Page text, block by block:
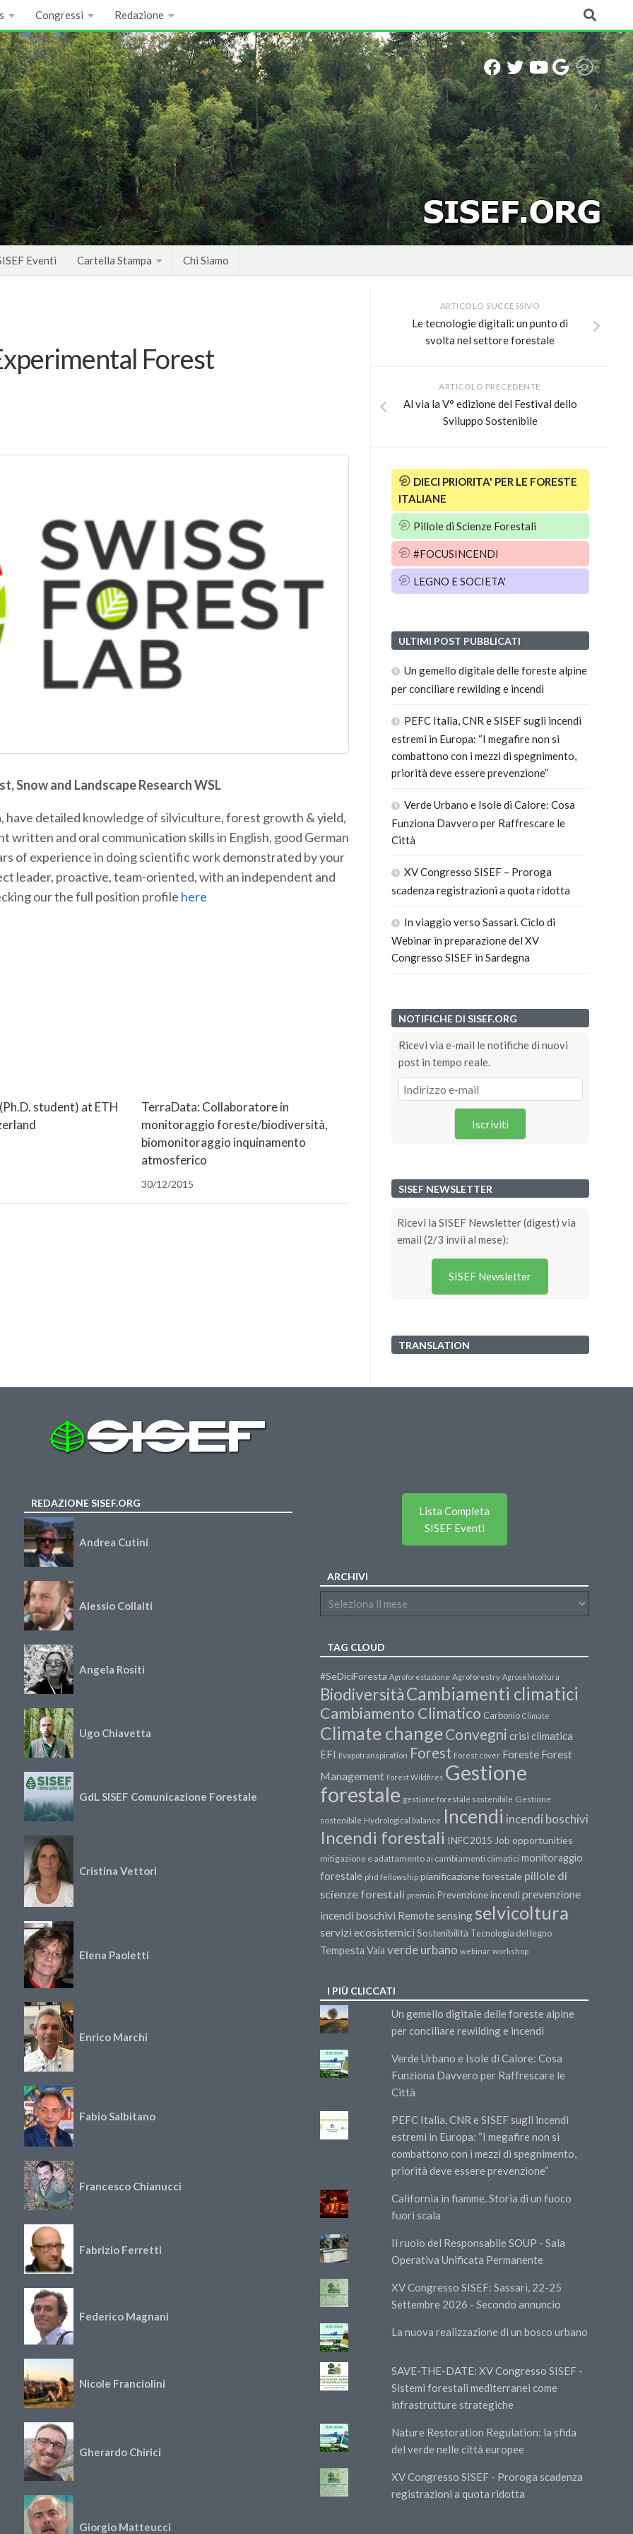
Congressi Redazione
Eventi Cartella Stampa Chi Siamo
Forest
Snow and Landscape Research WSL
have detailed knowledge of silviculture, forest growth & yield,
written and oral communication skills in English, good German
of experience in doing scientific work demonstrated by your
leader, proactive, team-oriented, with an independent and
our the full position profile here
student) at ETH
TerraData: Collaboratore in
monitoraggio foreste/biodiversità,
biomonitoraggio inquinamento
atmosferico
30/12/2015
ARTICOLO SUCCESSIVO
Le tecnologie digitali: un punto di
svolta nel settore forestale
ARTICOLO PRECEDENTE
Al via la V° edizione del Festival dello
Sviluppo Sostenibile
DIECI PRIORITA' PER LE FORESTE
ITALIANE
Pillole di Scienze Forestali
#FOCUSINCENDI
LEGNO E SOCIETA'
ULTIMI POST PUBBLICATI
Un gemello digitale delle foreste alpine
per conciliare rewilding e incendi
PEFC Italia, CNR e SISEF sugli incendi
estremi in Europa: “I megafire non si
combattono con i mezzi di spegnimento,
priorità deve essere prevenzione”
Verde Urbano e Isole di Calore: Cosa
Funziona Davvero per Raffrescare le
Città
XV Congresso SISEF – Proroga
scadenza registrazioni a quota ridotta
In viaggio verso Sassari. Ciclo di
Webinar in preparazione del XV
Congresso SISEF in Sardegna
NOTIFICHE DI SISEF.ORG
Ricevi via e-mail le notifiche di nuovi
post in tempo reale.
Iscriviti
SISEF NEWSLETTER
Ricevi la SISEF Newsletter (digest) via
email (2/3 invii al mese):
SISEF Newsletter
TRANSLATION
REDAZIONE SISEF.ORG
Andrea Cutini
Alessio Collalti
Angela Rositi
Ugo Chiavetta
GdL SISEF Comunicazione Forestale
Cristina Vettori
Elena Paoletti
Enrico Marchi
Fabio Salbitano
Francesco Chianucci
Fabrizio Ferretti
Federico Magnani
Nicole Franciolini
Gherardo Chirici
Giorgio Matteucci
Lista Completa
SISEF Eventi
ARCHIVI
TAG CLOUD
#SeDiciForesta Agroforestazione Agroforestry Agroselvicoltura
BiodiversitàCambiamenti climatici
Cambiamento Climatico Carbonio Climate
Climate changeConvegni crisi climatica
EFI Evapotranspiration Forest Forest cover Foreste Forest
Management Forest Wildfires Gestione
forestale gestione forestale sostenibile Gestione
sostenibile Hydrological balance Incendi incendi boschivi
Incendi forestali INFC2015 Job opportunities
mitigazione e adattamento ai cambiamenti climatici monitoraggio
forestale phd fellowship pianificazione forestale pillole di
scienze forestali premio Prevenzione incendiprevenzione
incendi boschivi Remote sensing selvicoltura
servizi ecosistemici Sostenibilità Tecnologia del legno
Tempesta Vaia verde urbano webinar workshop
I PIÙ CLICCATI
Un gemello digitale delle foreste alpine
per conciliare rewilding e incendi
Verde Urbano e Isole di Calore: Cosa
Funziona Davvero per Raffrescare le
Città
PEFC Italia, CNR e SISEF sugli incendi
estremi in Europa: “I megafire non si
combattono con i mezzi di spegnimento,
priorità deve essere prevenzione”
California in fiamme. Storia di un fuoco
fuori scala
Il ruolo del Responsabile SOUP - Sala
Operativa Unificata Permanente
XV Congresso SISEF: Sassari, 22-25
Settembre 2026 - Secondo annuncio
La nuova realizzazione di un bosco urbano
SAVE-THE-DATE: XV Congresso SISEF -
Sistemi forestali mediterranei come
infrastrutture strategiche
Nature Restoration Regulation: la sfida
del verde nelle città europee
XV Congresso SISEF - Proroga scadenza
registrazioni a quota ridotta